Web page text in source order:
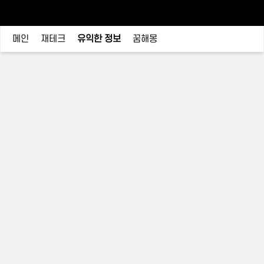
메인 재테크 유익한 정보 꿈해몽